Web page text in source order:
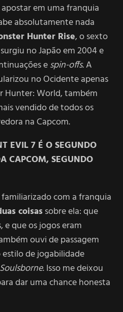
em uma franquia
absolutamente nada
Hunter Rise, o sexto
no Japão em 2004 e
espin-offs.A
no Ocidente apenas
Hunter: World, também
vendido de todos os
na Capcom.
EVIL 7 É O SEGUNDO
CAPCOM, SEGUNDO
com a franquia
coisassobre ela: que
que os jogos eram
ouvi de passagem
de jogabilidade
Soulsborne. Isso me deixou
dar uma chance honesta